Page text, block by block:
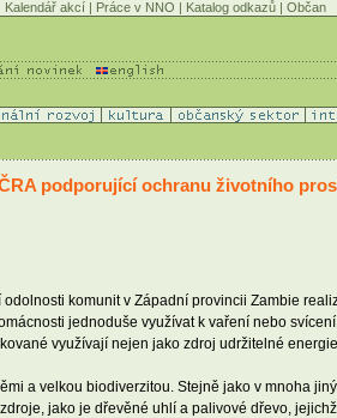
Kalendář akcí | Práce v NNO | Katalog odkazů | Občan
podporující ochranu životního
komunit v Západní provincii Zambie
jednoduše využívat k vaření nebo
využívají nejen jako zdroj udržitelné
a velkou biodiverzitou. Stejně jako v mnoha
jako je dřevěné uhlí a palivové dřevo,